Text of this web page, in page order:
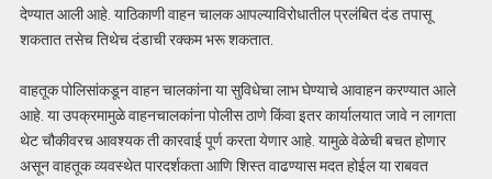
देण्यात आली आहे. याठिकाणी वाहन चालक आपल्याविरोधातील प्रलंबित दंड तपासू
शकतात तसेच तिथेच दंडाची रक्कम भरू शकतात.
वाहतूक पोलिसांकडून वाहन चालकांना या सुविधेचा लाभ घेण्याचे आवाहन करण्यात आले
आहे. या उपक्रमामुळे वाहनचालकांना पोलीस ठाणे किंवा इतर कार्यालयात जावे न लागता
थेट चौकीवरच आवश्यक ती कारवाई पूर्ण करता येणार आहे. यामुळे वेळेची बचत होणार
असून वाहतूक व्यवस्थेत पारदर्शकता आणि शिस्त वाढण्यास मदत होईल या राबवत